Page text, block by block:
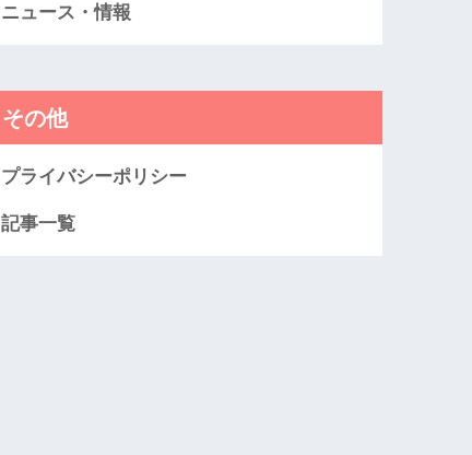
ニュース・情報
その他
プライバシーポリシー
記事一覧